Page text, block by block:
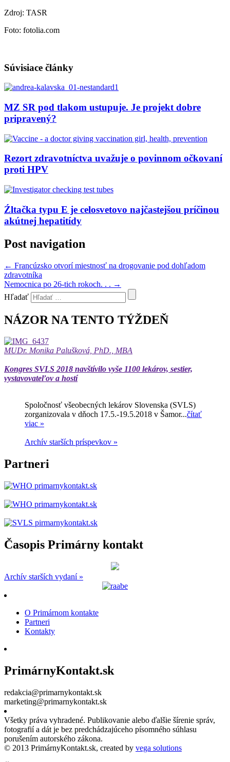
Zdroj: TASR
Foto: fotolia.com
Súvisiace články
MZ SR pod tlakom ustupuje. Je projekt dobre
pripravený?
Rezort zdravotníctva uvažuje o povinnom očkovaní
proti HPV
Źltačka typu E je celosvetovo najčastejšou príčinou
akútnej hepatitídy
Post navigation
← Francúzsko otvorí miestnosť na drogovanie pod dohľadom
zdravotníka
Nemocnica po 26-tich rokoch. . . →
Hľadať
NÁZOR NA TENTO TÝŽDEŇ
MUDr. Monika Palušková, PhD., MBA
Kongres SVLS 2018 navštívilo vyše 1100 lekárov, sestier,
vystavovateľov a hostí
Spoločnosť všeobecných lekárov Slovenska (SVLS)
zorganizovala v dňoch 17.5.-19.5.2018 v Šamor...čítať
viac »
Archív starších príspevkov »
Partneri
Časopis Primárny kontakt
Archív starších vydaní »
O Primárnom kontakte
Partneri
Kontakty
PrimárnyKontakt.sk
redakcia@primarnykontakt.sk
marketing@primarnykontakt.sk
Všetky práva vyhradené. Publikovanie alebo ďalšie šírenie správ,
fotografií a dát je bez predchádzajúceho písomného súhlasu
porušením autorského zákona.
© 2013 PrimárnyKontakt.sk, created by vega solutions